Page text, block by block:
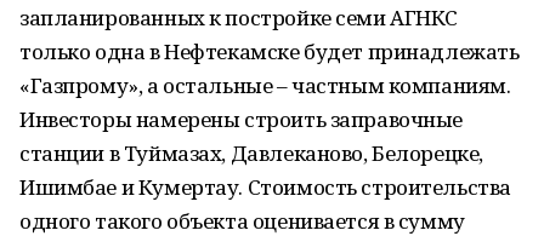
запланированных к постройке семи АГНКС
только одна в Нефтекамске будет принадлежать
«Газпрому», а остальные – частным компаниям.
Инвесторы намерены строить заправочные
станции в Туймазах, Давлеканово, Белорецке,
Ишимбае и Кумертау. Стоимость строительства
одного такого объекта оценивается в сумму